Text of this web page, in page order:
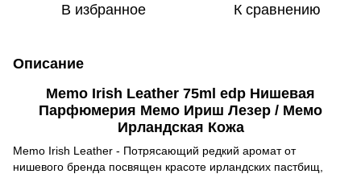
В избранное К сравнению
Описание
Memo Irish Leather 75ml edp Нишевая
Парфюмерия Мемо Ириш Лезер / Мемо
Ирландская Кожа
Memo Irish Leather - Потрясающий редкий аромат от
нишевого бренда посвящен красоте ирландских пастбищ,